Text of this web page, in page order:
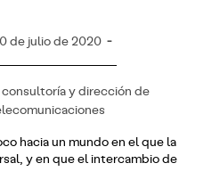
de julio de 2020
y dirección de
hacia un mundo en el que la
y en que el intercambio de